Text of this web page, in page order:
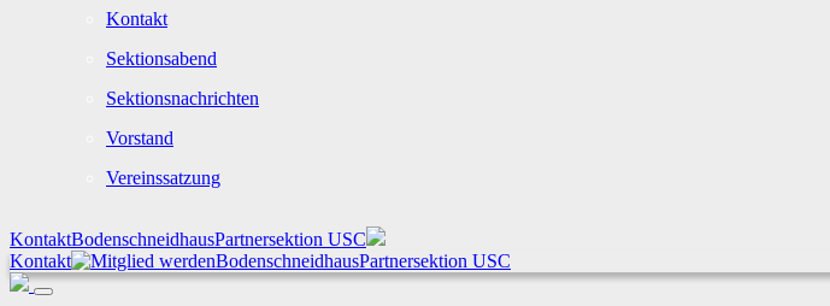
Kontakt
Sektionsabend
Sektionsnachrichten
Vorstand
Vereinssatzung
KontaktBodenschneidhausPartnersektion USC
Kontakt
BodenschneidhausPartnersektion USC